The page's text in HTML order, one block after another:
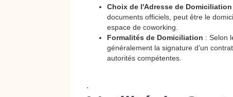
Choix de l'Adresse de Domiciliation
documents officiels, peut être le
espace de coworking.
Formalités de Domiciliation : Selon
généralement la signature d’un
autorités compétentes.
.